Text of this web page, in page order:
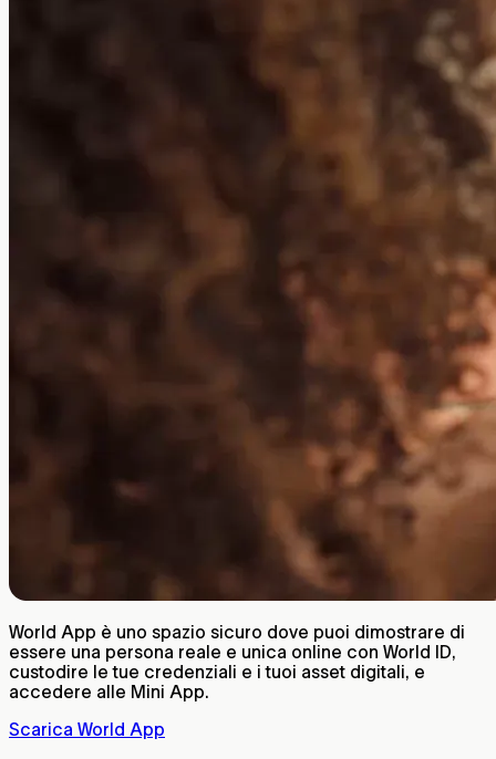
World App è uno spazio sicuro dove puoi dimostrare di
essere una persona reale e unica online con World ID,
custodire le tue credenziali e i tuoi asset digitali, e
accedere alle Mini App.
Scarica World App